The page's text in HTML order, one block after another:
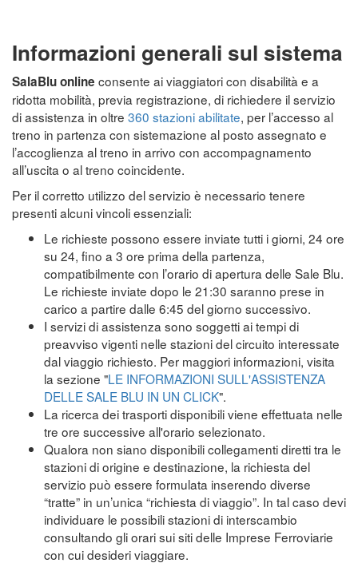
Informazioni generali sul sistema
SalaBlu online consente ai viaggiatori con disabilità e a
ridotta mobilità, previa registrazione, di richiedere il servizio
di assistenza in oltre 360 stazioni abilitate, per l’accesso al
treno in partenza con sistemazione al posto assegnato e
l’accoglienza al treno in arrivo con accompagnamento
all’uscita o al treno coincidente.
Per il corretto utilizzo del servizio è necessario tenere
presenti alcuni vincoli essenziali:
Le richieste possono essere inviate tutti i giorni, 24 ore
su 24, fino a 3 ore prima della partenza,
compatibilmente con l’orario di apertura delle Sale Blu.
Le richieste inviate dopo le 21:30 saranno prese in
carico a partire dalle 6:45 del giorno successivo.
I servizi di assistenza sono soggetti ai tempi di
preavviso vigenti nelle stazioni del circuito interessate
dal viaggio richiesto. Per maggiori informazioni, visita
la sezione "LE INFORMAZIONI SULL'ASSISTENZA
DELLE SALE BLU IN UN CLICK".
La ricerca dei trasporti disponibili viene effettuata nelle
tre ore successive all'orario selezionato.
Qualora non siano disponibili collegamenti diretti tra le
stazioni di origine e destinazione, la richiesta del
servizio può essere formulata inserendo diverse
“tratte” in un’unica “richiesta di viaggio”. In tal caso devi
individuare le possibili stazioni di interscambio
consultando gli orari sui siti delle Imprese Ferroviarie
con cui desideri viaggiare.